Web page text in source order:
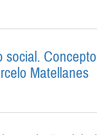
social.
Matellanes